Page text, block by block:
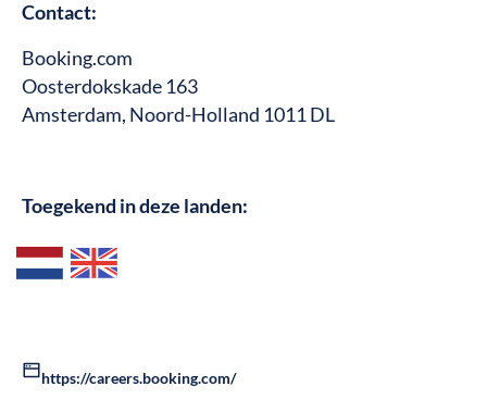
Contact:
Booking.com
Oosterdokskade 163
Amsterdam, Noord-Holland 1011 DL
Toegekend in deze landen:
https://careers.booking.com/